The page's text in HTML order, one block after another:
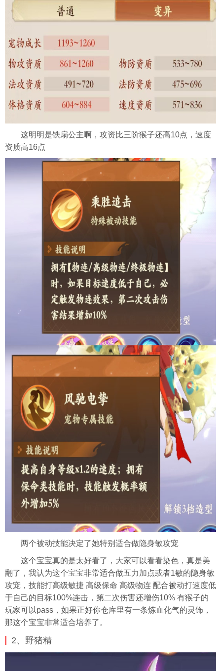
这明明是铁扇公主啊，攻资比三阶猴子还高10点，速度
资质高16点
两个被动技能决定了她特别适合做隐身敏攻宠
这个宝宝真的是太好看了，大家可以看看染色，真是美
翻了，我认为这个宝宝非常适合做五力加点或者1敏的隐身敏
攻宠，技能打高级敏捷 高级保命 高级物连 配合被动打速度低
于自己的目标100%连击，第二次伤害还增伤10% 有猴子的
玩家可以pass，如果正好你仓库里有一条炼血化气的灵饰，
那这个宝宝非常适合培养了。
2、野猪精